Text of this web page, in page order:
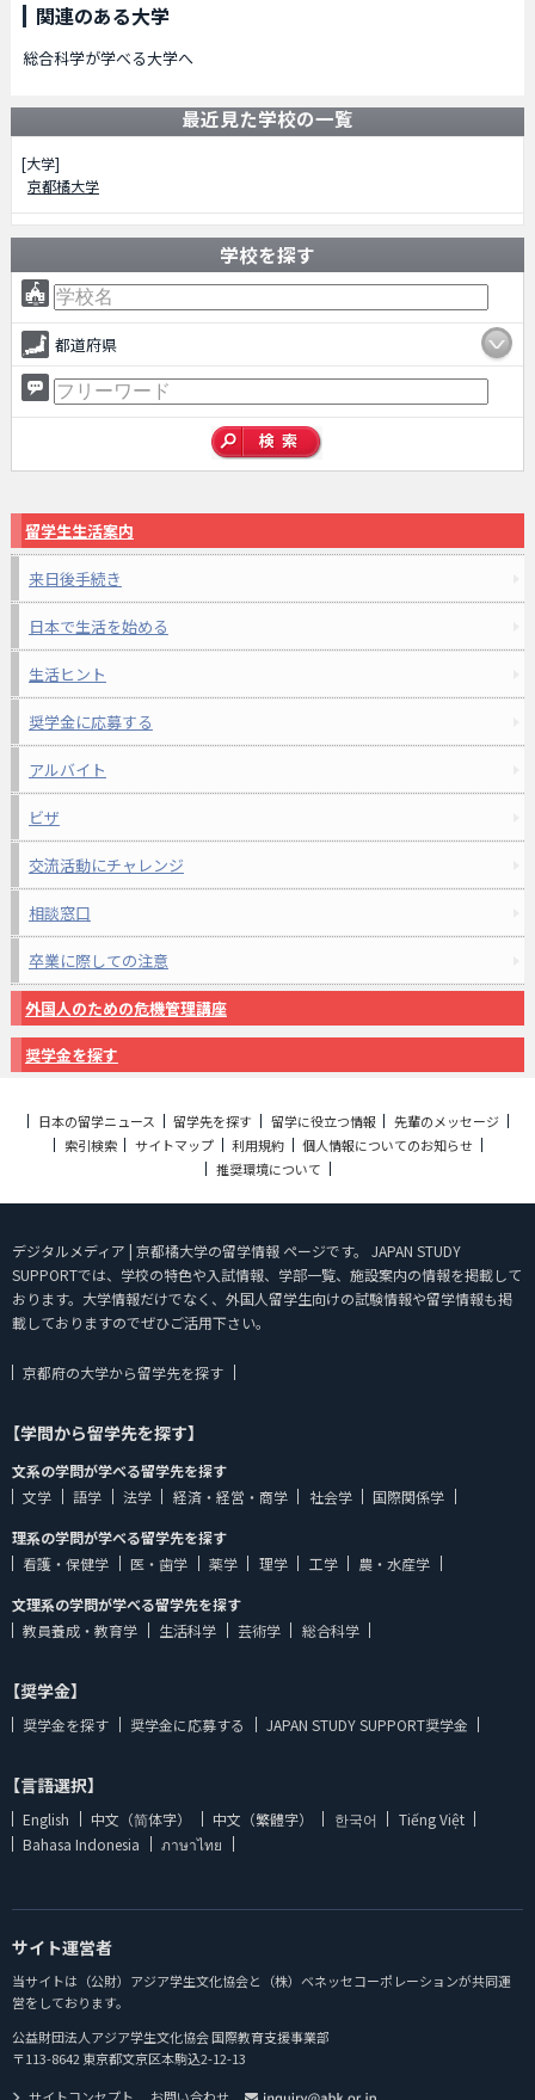
関連のある大学
総合科学が学べる大学へ
最近見た学校の一覧
[大学]
京都橘大学
学校を探す
都道府県
留学生生活案内
来日後手続き
日本で生活を始める
生活ヒント
奨学金に応募する
アルバイト
ビザ
交流活動にチャレンジ
相談窓口
卒業に際しての注意
外国人のための危機管理講座
奨学金を探す
日本の留学ニュース 留学先を探す 留学に役立つ情報
先輩のメッセージ
索引検索
サイトマップ 利用規約
個人情報についてのお知らせ
推奨環境について
デジタルメディア | 京都橘大学の留学情報 ページです。 JAPAN STUDY
SUPPORTでは、学校の特色や入試情報、学部一覧、施設案内の情報を掲載して
おります。大学情報だけでなく、外国人留学生向けの試験情報や留学情報も掲
載しておりますのでぜひご活用下さい。
京都府の大学から留学先を探す
【学問から留学先を探す】
文系の学問が学べる留学先を探す
文学
語学 法学 経済・経営・商学 社会学
国際関係学
理系の学問が学べる留学先を探す
看護・保健学
医・歯学 薬学 理学 工学
農・水産学
文理系の学問が学べる留学先を探す
教員養成・教育学
生活科学 芸術学 総合科学
【奨学金】
奨学金を探す 奨学金に応募する JAPAN STUDY SUPPORT奨学金
【言語選択】
English 中文（简体字） 中文（繁體字） 한국어
Tiếng Việt
Bahasa Indonesia
ภาษาไทย
サイト運営者
当サイトは（公財）アジア学生文化協会と（株）ベネッセコーポレーションが共同運
営をしております。
公益財団法人アジア学生文化協会 国際教育支援事業部
〒113-8642 東京都文京区本駒込2-12-13